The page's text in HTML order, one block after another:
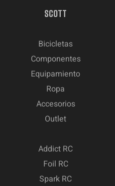
SCOTT
Bicicletas
Componentes
Equipamiento
Ropa
Accesorios
Outlet
Addict RC
Foil RC
Spark RC